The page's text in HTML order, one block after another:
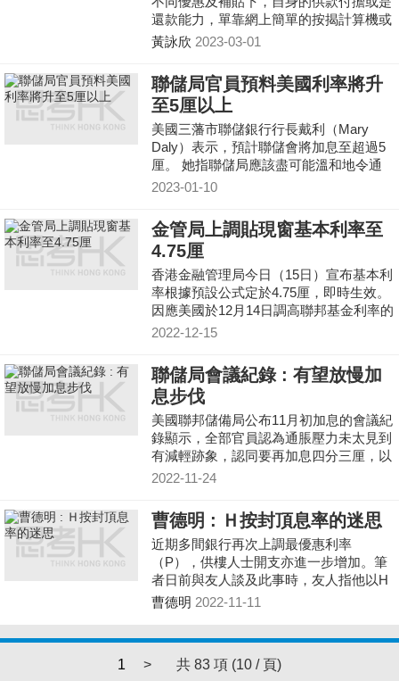
還款能力，單靠網上簡單的按揭計算機或
未能全面反映實況，如需更精確計算，建
「計到頭都大」。
黃詠欣 2023-03-01
聯儲局官員預料美國利率將升
至5厘以上
美國三藩市聯儲銀行行長戴利（Mary
Daly）表示，預計聯儲會將加息至超過5
厘。 她指聯儲局應該盡可能溫和地令通
脹下降，但絕對需要確保高通脹不會變得
2023-01-10
金管局上調貼現窗基本利率至
4.75厘
香港金融管理局今日（15日）宣布基本利
率根據預設公式定於4.75厘，即時生效。
因應美國於12月14日調高聯邦基金利率的
目標區間50基點，當前的美國聯邦基金利
2022-12-15
聯儲局會議紀錄 : 有望放慢加
息步伐
美國聯邦儲備局公布11月初加息的會議紀
錄顯示，全部官員認為通脹壓力未太見到
有減輕跡象，認同要再加息四分三厘，以
致貨幣政策更步向「足夠限制性」水平，
2022-11-24
曹德明 : Ｈ按封頂息率的迷思
近期多間銀行再次上調最優惠利率
（P），供樓人士開支亦進一步增加。筆
者日前與友人談及此事時，友人指他以H
按供樓，而H按設有封頂息率，未會影響
曹德明 2022-11-11
1 > 共 83 項 (10 / 頁)